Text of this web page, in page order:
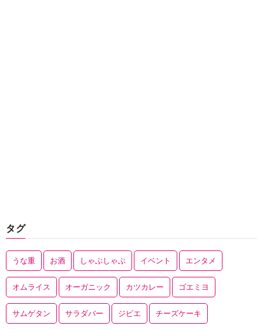
タグ
うな重 お酒 しゃぶしゃぶ イベント エンタメ
オムライス オーガニック カツカレー ゴエミヨ
サムゲタン サラダバー ジビエ チーズケーキ